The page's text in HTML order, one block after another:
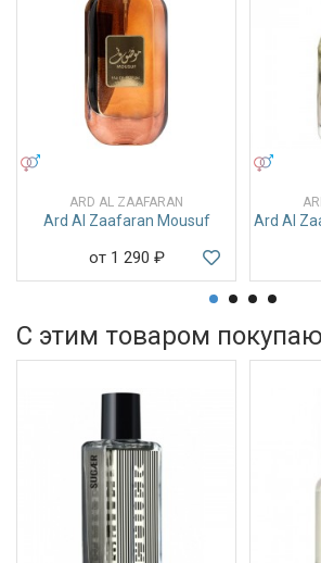
ARD AL ZAAFARAN
Ard Al Zaafaran Mousuf
от 1 290 ₽
Ard Al
С этим товаром